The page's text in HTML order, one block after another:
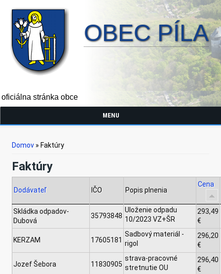
OBEC PÍLA
oficiálna stránka obce
MENU
Nachádzate sa tu
Domov » Faktúry
Faktúry
Dodávateľ IČO Popis plnenia
Cena
Skládka odpadov-
Dubová
35793848
Uloženie odpadu
10/2023 VZ+ŠR
293,49
€
KERZAM 17605181
Sadbový materiál -
rigol
296,20
€
Jozef Šebora 11830905
strava-pracovné
stretnutie OU
296,40
€